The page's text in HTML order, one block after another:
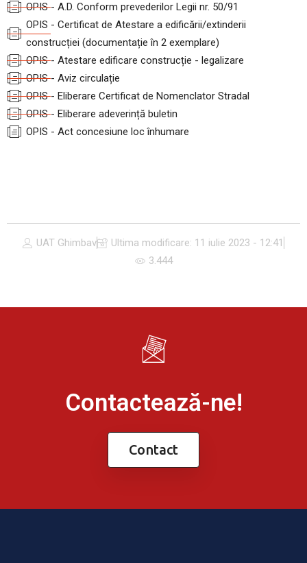
OPIS - A.D. Conform prevederilor Legii nr. 50/91
OPIS - Certificat de Atestare a edificării/extinderii
construcției (documentație în 2 exemplare)
OPIS - Atestare edificare construcție - legalizare
OPIS - Aviz circulație
OPIS - Eliberare Certificat de Nomenclator Stradal
OPIS - Eliberare adeverință buletin
OPIS - Act concesiune loc înhumare
UAT Ghimbav Ultima modificare: 11 iulie 2023 - 12:41
3.444
Contactează-ne!
Contact